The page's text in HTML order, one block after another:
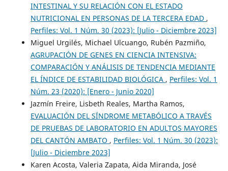
INTESTINAL Y SU RELACIÓN CON EL ESTADO
NUTRICIONAL EN PERSONAS DE LA TERCERA EDAD ,
Perfiles: Vol. 1 Núm. 30 (2023): [Julio - Diciembre 2023]
Miguel Urgilés, Michael Ulcuango, Rubén Pazmiño,
AGRUPACIÓN DE GENES EN CIENCIA INTENSIVA:
COMPARACIÓN Y ANÁLISIS DE TENDENCIA MEDIANTE
EL ÍNDICE DE ESTABILIDAD BIOLÓGICA , Perfiles: Vol. 1
Núm. 23 (2020): [Enero - Junio 2020]
Jazmín Freire, Lisbeth Reales, Martha Ramos,
EVALUACIÓN DEL SÍNDROME METABÓLICO A TRAVÉS
DE PRUEBAS DE LABORATORIO EN ADULTOS MAYORES
DEL CANTÓN AMBATO , Perfiles: Vol. 1 Núm. 30 (2023):
[Julio - Diciembre 2023]
Karen Acosta, Valeria Zapata, Aida Miranda, José